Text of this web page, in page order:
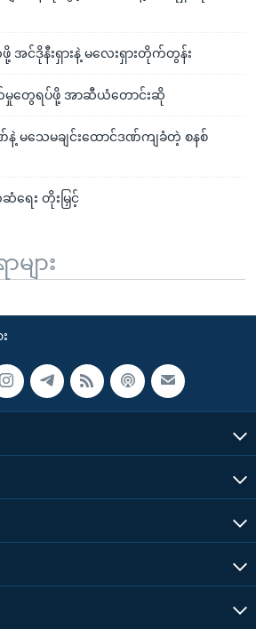
ဖို့ အင်ဒိုနီးရှားနဲ့ မလေးရှားတိုက်တွန်း
က်မှုတွေရပ်ဖို့ အာဆီယံတောင်းဆို
နဲ့ မသေမချင်းထောင်ဒဏ်ကျခံတဲ့ စနစ်
ေး တိုးမြှင့်
များ